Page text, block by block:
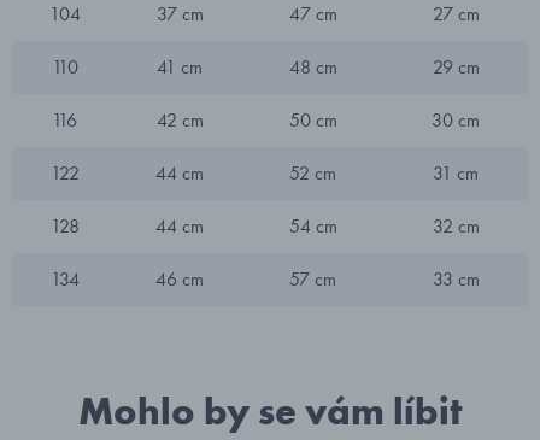
104 37 cm 47 cm 27 cm
110 41 cm 48 cm 29 cm
116 42 cm 50 cm 30 cm
122 44 cm 52 cm 31 cm
128 44 cm 54 cm 32 cm
134 46 cm 57 cm 33 cm
Mohlo by se vám líbit